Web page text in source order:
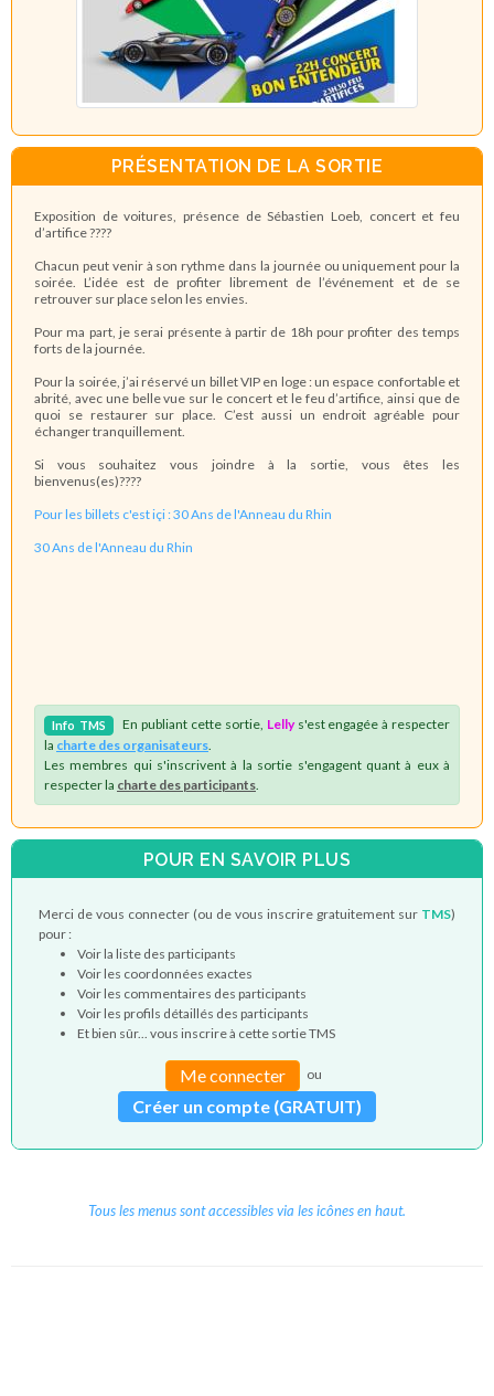
PRÉSENTATION DE LA SORTIE
Exposition de voitures, présence de Sébastien Loeb, concert et feu
d’artifice ????
Chacun peut venir à son rythme dans la journée ou uniquement pour la
soirée. L’idée est de profiter librement de l’événement et de se
retrouver sur place selon les envies.
Pour ma part, je serai présente à partir de 18h pour profiter des temps
forts de la journée.
Pour la soirée, j’ai réservé un billet VIP en loge : un espace confortable et
abrité, avec une belle vue sur le concert et le feu d’artifice, ainsi que de
quoi se restaurer sur place. C’est aussi un endroit agréable pour
échanger tranquillement.
Si vous souhaitez vous joindre à la sortie, vous êtes les
bienvenus(es)????
Pour les billets c'est içi :30 Ans de l'Anneau du Rhin
30 Ans de l'Anneau du Rhin
Info TMS En publiant cette sortie, Lellys'est engagée à respecter
la charte des organisateurs
Les membres qui s'inscrivent à la sortie s'engagent quant à eux à
respecter la charte des participants
POUR EN SAVOIR PLUS
Merci de vous connecter (ou de vous inscrire gratuitement sur TMS)
pour :
Voir la liste des participants
Voir les coordonnées exactes
Voir les commentaires des participants
Voir les profils détaillés des participants
Et bien sûr... vous inscrire à cette sortie TMS
Me connecter ou
Créer un compte (GRATUIT)
Tous les menus sont accessibles via les icônes en haut.